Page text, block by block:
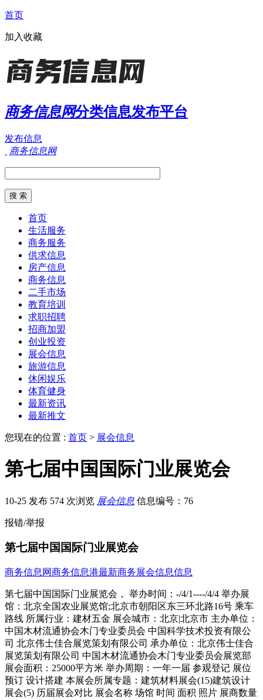
首页
加入收藏
商务信息网分类信息发布平台
发布信息
商务信息网
首页
生活服务
商务服务
供求信息
房产信息
商务信息
二手市场
教育培训
求职招聘
招商加盟
创业投资
展会信息
旅游信息
休闲娱乐
体育健身
最新资讯
最新推文
您现在的位置 : 首页 > 展会信息
第七届中国国际门业展览会
10-25 发布 574 次浏览 展会信息 信息编号：76
报错/举报
第七届中国国际门业展览会
商务信息网商务信息港最新商务展会信息信息
第七届中国国际门业展览会， 举办时间：-/4/1----/4/4 举办展馆：北京全国农业展览馆;北京市朝阳区东三环北路16号 乘车路线 所属行业：建材五金 展会城市：北京|北京市 主办单位：中国木材流通协会木门专业委员会 中国科学技术投资有限公司 北京伟士佳合展览策划有限公司 承办单位：北京伟士佳合展览策划有限公司 中国木材流通协会木门专业委员会展览部 展会面积：25000平方米 举办周期：一年一届 参观登记 展位预订 设计搭建 本展会所属专题：建筑材料展会(15)建筑设计展会(5) 历届展会对比 展会名称 场馆 时间 面积 照片 展商数量 -第七届中国国际门业展览会 北京全国农业展览.. -/4/1 25000㎡ --------- 348家;查看 -第六届中国国际门业展览会 北京全国农业展览.. -/3/29 -0㎡ --------- 224家;查看 展会简介 本届展览会由-商务部特批，中国木材流通协会木门专业委员会、中国科学技术投资有限公司、北京伟士佳合展览策划有限公司联合主办。已连续成功在北京举办过六届，专业观众超过120,000余人次。从起，展览会向国际化方向发展，展览面积逾-0平方米，参展单位达200多家。特装展台面积高达85%以上。本届展会主办单位将着力于加大对工程商、木质门二、-市场以及国际专业观众的邀请，继续提高展览会与国际化接轨的服务标准，以及加强对有效观众组织和展览会宣传，并进一步提高展会期间活动的学术水平和权威性。 ;绿色、品质、国际化、品牌化;本届展会的主题；在日益呼唤品牌的年代，我们的木门企业必然走向品牌化和国际化，并接受市场的检验和直面国际木门行业的的挑战。尤其在-奥运到来之际，中国国际门展将协同所有参展企业一起迎接这无限的商机！ 参展范围 装饰工艺门：实木门、复合门、模压门、隔断门、橱柜门、折叠门、滑动拉门、木塑门、吸塑门、铝塑门、移门、百叶门、铜雕工艺门、镶嵌玻璃木门、塑钢门窗、彩板门窗、塑料门、门板；防撬安全门：防撬门、防火门、金属门、金库门、消防门、保温门、卷帘门、自动门、车库门等；门业辅助材料：木皮、木塑、高分子材料、密封材料等门业新材料；木门成套生产及加工设备；门控门禁技术及门窗五金配件 参展费用 1、标准展位（9m2）：国内企业8800元/展位，合资/三资企业US$1800/展位；国外企业US$3600/展位。2、室内光地（36m2起租）：国内企业880元/ m2，合资/三资企业US$200/ m2； 国外企业US$400/ m23、标准展位包括：搭建好的展台、地毯、楣板、一张洽谈桌、两把椅子、两盏照明射灯、一个电源插座（220V）、会场保安、会场清洁等4、特装单位自行负担展台展览期间的水电费 - 北京伟士佳合展览策划有限公司Beijing WSJ United Strate- For Exhibition Co., Ltd.地;址：北京市朝阳区八里庄西里1号远洋国际中心C座901室;邮;编：100025电;话：+86-10-59648070&mdash;79（8线）传;真：+86-10-59648078-：-://.door-expo/ 展位预定： 参观咨询： --> 由于本站部分展会信息来源于会员发布及网络，不完全保证信息的的准确性、真实性，如果您有任何疑问请直接联系展会官方确认。 更多>>参展商名录 公司名称 电话 传真 邮箱 联系人 -/特装 北京市森诺家具材料有限公司 010-695858 010-695800 sennuo@sen ------ 北京欧美家园装饰材料有限公司 010-582023 010-582023 sales@euro ------ 福建福盛门业制造有限公司 0591-85932 0591-85932 ------ ------ 哈尔滨原森装饰材料有限公司 0451-88373 0451-87806 ------ ------ 淄博华润涂料有限公司 0533-68108 0533-68138 ------